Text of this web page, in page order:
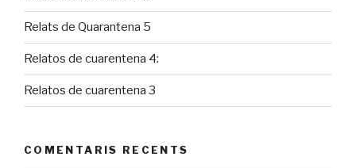
Relats de Quarantena 5
Relatos de cuarentena 4:
Relatos de cuarentena 3
COMENTARIS RECENTS